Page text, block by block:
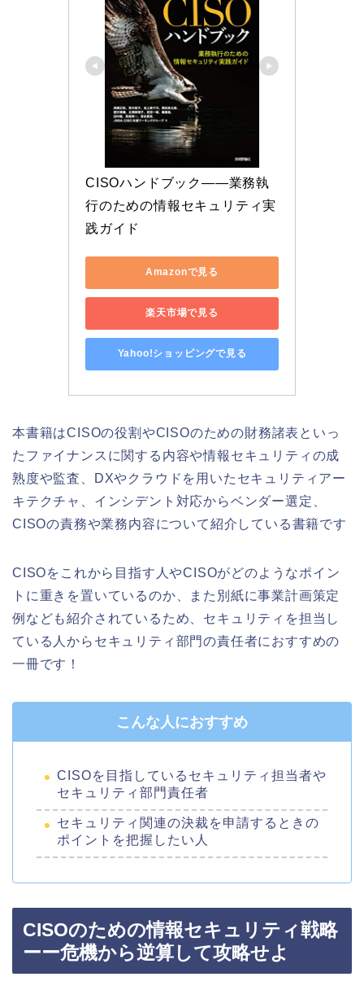
CISOハンドブック――業務執
行のための情報セキュリティ実
践ガイド
Amazonで見る
楽天市場で見る
Yahoo!ショッピングで見る
本書籍はCISOの役割やCISOのための財務諸表といっ
たファイナンスに関する内容や情報セキュリティの成
熟度や監査、DXやクラウドを用いたセキュリティアー
キテクチャ、インシデント対応からベンダー選定、
CISOの責務や業務内容について紹介している書籍です
CISOをこれから目指す人やCISOがどのようなポイン
トに重きを置いているのか、また別紙に事業計画策定
例なども紹介されているため、セキュリティを担当し
ている人からセキュリティ部門の責任者におすすめの
一冊です！
こんな人におすすめ
CISOを目指しているセキュリティ担当者や
セキュリティ部門責任者
セキュリティ関連の決裁を申請するときの
ポイントを把握したい人
CISOのための情報セキュリティ戦略
ーー危機から逆算して攻略せよ